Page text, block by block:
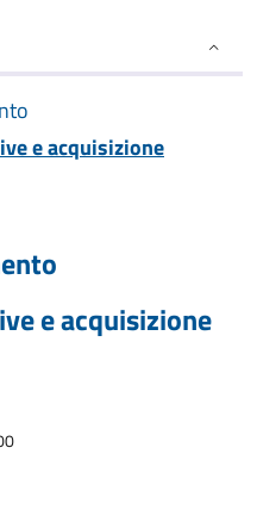
e acquisizione
e acquisizione